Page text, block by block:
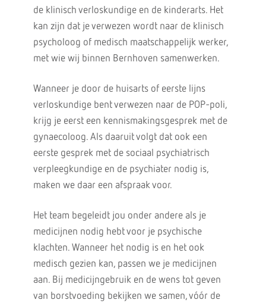
de klinisch verloskundige en de kinderarts. Het
kan zijn dat je verwezen wordt naar de klinisch
psycholoog of medisch maatschappelijk werker,
met wie wij binnen Bernhoven samenwerken.
Wanneer je door de huisarts of eerste lijns
verloskundige bent verwezen naar de POP-poli,
krijg je eerst een kennismakingsgesprek met de
gynaecoloog. Als daaruit volgt dat ook een
eerste gesprek met de sociaal psychiatrisch
verpleegkundige en de psychiater nodig is,
maken we daar een afspraak voor.
Het team begeleidt jou onder andere als je
medicijnen nodig hebt voor je psychische
klachten. Wanneer het nodig is en het ook
medisch gezien kan, passen we je medicijnen
aan. Bij medicijngebruik en de wens tot geven
van borstvoeding bekijken we samen, vóór de